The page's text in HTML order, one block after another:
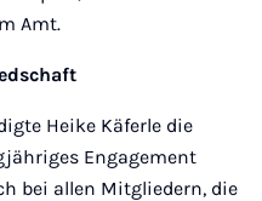
Amt.
Heike Käferle die
Engagement
bei allen Mitgliedern, die